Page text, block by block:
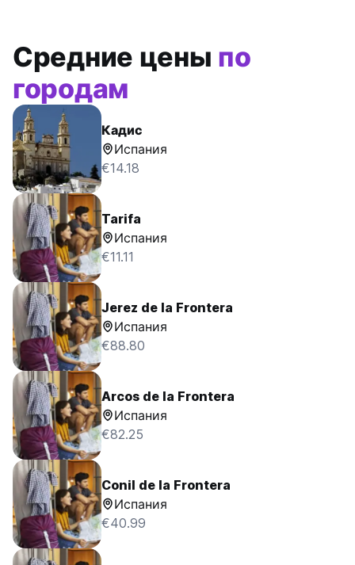
Средние цены по
городам
Кадис
Испания
€14.18
Tarifa
Испания
€11.11
Jerez de la Frontera
Испания
€88.80
Arcos de la Frontera
Испания
€82.25
Conil de la Frontera
Испания
€40.99